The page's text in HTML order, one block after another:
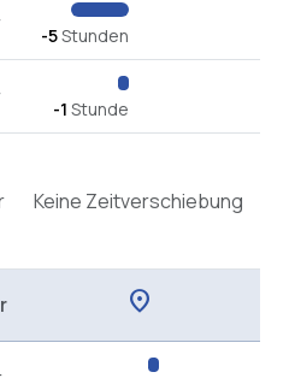
-5Stunden
-1 Stunde
Keine Zeitverschiebung
location_on